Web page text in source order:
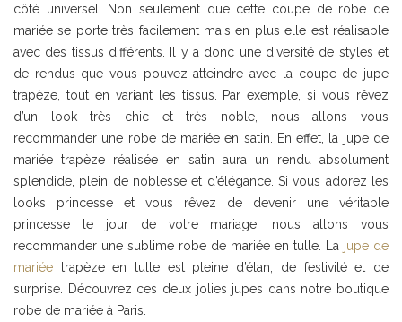
côté universel. Non seulement que cette coupe de robe de
mariée se porte très facilement mais en plus elle est réalisable
avec des tissus différents. Il y a donc une diversité de styles et
de rendus que vous pouvez atteindre avec la coupe de jupe
trapèze, tout en variant les tissus. Par exemple, si vous rêvez
d’un look très chic et très noble, nous allons vous
recommander une robe de mariée en satin. En effet, la jupe de
mariée trapèze réalisée en satin aura un rendu absolument
splendide, plein de noblesse et d’élégance. Si vous adorez les
looks princesse et vous rêvez de devenir une véritable
princesse le jour de votre mariage, nous allons vous
recommander une sublime robe de mariée en tulle. La jupe de
mariée trapèze en tulle est pleine d’élan, de festivité et de
surprise. Découvrez ces deux jolies jupes dans notre boutique
robe de mariée à Paris.